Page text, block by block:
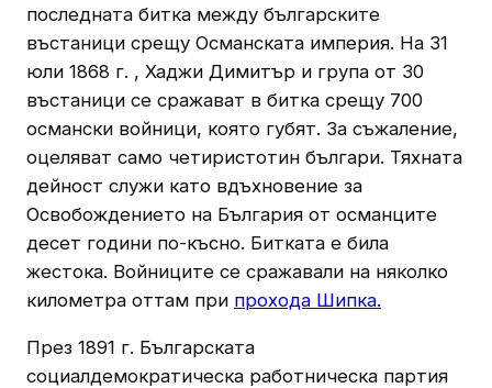
последната битка между българските
въстаници срещу Османската империя. На 31
юли 1868 г. , Хаджи Димитър и група от 30
въстаници се сражават в битка срещу 700
османски войници, която губят. За съжаление,
оцеляват само четиристотин българи. Тяхната
дейност служи като вдъхновение за
Освобождението на България от османците
десет години по-късно. Битката е била
жестока. Войниците се сражавали на няколко
километра оттам при прохода Шипка.
През 1891 г. Българската
социалдемократическа работническа партия